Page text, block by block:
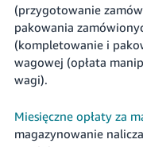
(przygotowanie
pakowania
(kompletowanie i
wagowej (opłata
wagi).
Miesięczne opłaty za
magazynowanie